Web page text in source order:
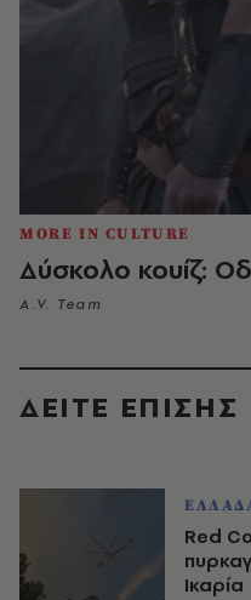
MORE IN CULTURE
Δύσκολο κουίζ:
A.V. Team
ΔΕΙΤΕ ΕΠΙΣΗΣ
Red
Ικαρία